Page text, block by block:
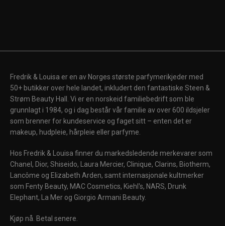
Fredrik & Louisa er en av Norges største parfymerikjeder med
50+ butikker over hele landet, inkludert den fantastiske Steen &
Strøm Beauty Hall. Vi er en norskeid familiebedrift som ble
grunnlagt i 1984, og i dag består vår familie av over 600 ildsjeler
som brenner for kundeservice og faget sitt – enten det er
makeup, hudpleie, hårpleie eller parfyme.
Hos Fredrik & Louisa finner du markedsledende merkevarer som
Chanel, Dior, Shiseido, Laura Mercier, Clinique, Clarins, Biotherm,
Lancôme og Elizabeth Arden, samt internasjonale kultmerker
som Fenty Beauty, MAC Cosmetics, Kiehl's, NARS, Drunk
Elephant, La Mer og Giorgio Armani Beauty.
Kjøp nå. Betal senere.